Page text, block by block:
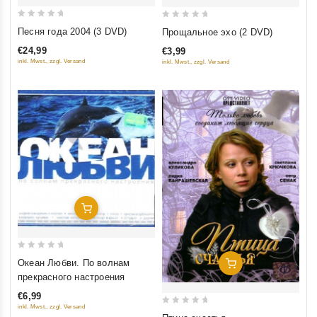
of
Песня года 2004 (3 DVD)
€24,99
inkl. Mwst., zzgl. Versand
out
of
Прощальное эхо (2 DVD)
€3,99
inkl. Mwst., zzgl. Versand
Добавить В Корзину
5
Океан Любви. По волнам
прекрасного настроения
€6,99
inkl. Mwst., zzgl. Versand
Добавить В Корзину